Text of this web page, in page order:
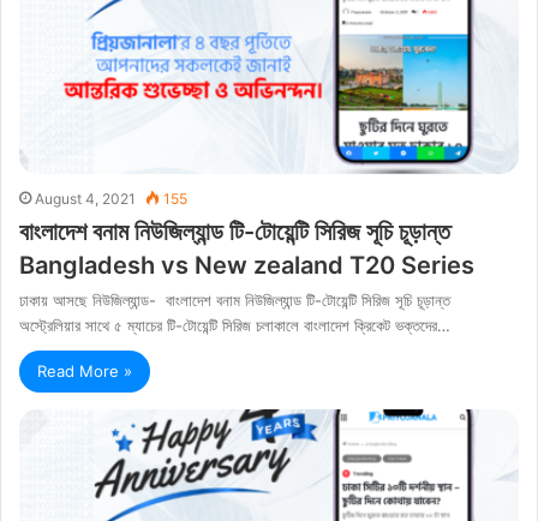
August 4, 2021 155
বাংলাদেশ বনাম নিউজিল্যান্ড টি-টোয়েন্টি সিরিজ সূচি চূড়ান্ত
Bangladesh vs New zealand T20 Series
ঢাকায় আসছে নিউজিল্যান্ড- বাংলাদেশ বনাম নিউজিল্যান্ড টি-টোয়েন্টি সিরিজ সূচি চূড়ান্ত
অস্ট্রেলিয়ার সাথে ৫ ম্যাচের টি-টোয়েন্টি সিরিজ চলাকালে বাংলাদেশ ক্রিকেট ভক্তদের…
Read More »